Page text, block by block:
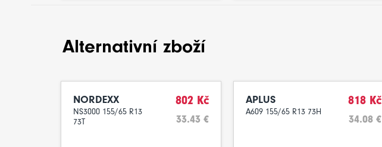
Alternativní zboží
NORDEXX
NS3000 155/65 R13
73T
802 Kč
33.43 €
APLUS
A609 155/65 R13 73H
818 Kč
34.08 €